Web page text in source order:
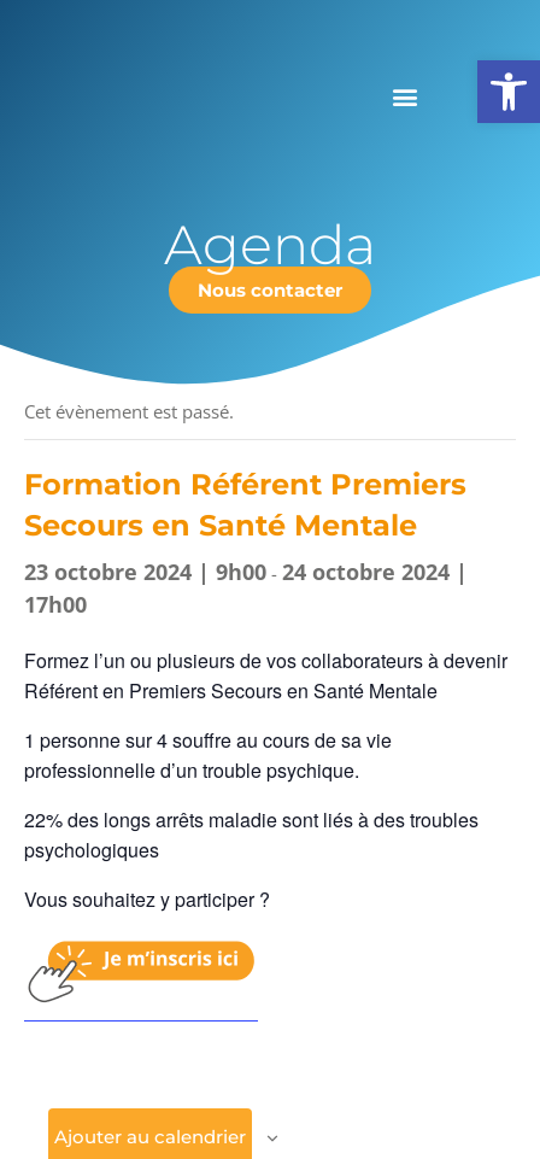
Nous contacter
Agenda
« Tous les Évènements
Cet évènement est passé.
Formation Référent Premiers
Secours en Santé Mentale
23 octobre 2024 | 9h00 - 24 octobre 2024 |
17h00
Formez l’un ou plusieurs de vos collaborateurs à devenir
Référent en Premiers Secours en Santé Mentale
1 personne sur 4 souffre au cours de sa vie
professionnelled’un trouble psychique.
22% des longs arrêts maladiesont liés à des troubles
psychologiques
Vous souhaitez y participer ?
Ajouter au calendrier